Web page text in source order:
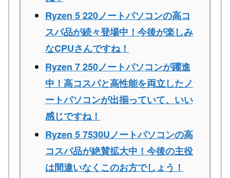
Ryzen 5 220ノートパソコンの高コ
スパ品が続々登場中！今後が楽しみ
なCPUさんですね！
Ryzen 7 250ノートパソコンが躍進
中！高コスパと高性能を両立したノ
ートパソコンが出揃っていて、いい
感じですね！
Ryzen 5 7530Uノートパソコンの高
コスパ品が絶賛拡大中！今後の主役
は間違いなくこのお方でしょう！